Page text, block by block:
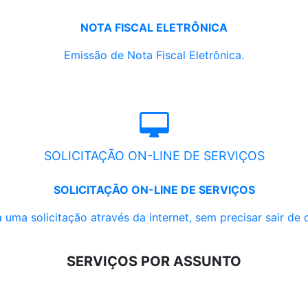
NOTA FISCAL ELETRÔNICA
Emissão de Nota Fiscal Eletrônica.
SOLICITAÇÃO ON-LINE DE SERVIÇOS
SOLICITAÇÃO ON-LINE DE SERVIÇOS
uma solicitação através da internet, sem precisar sair de
SERVIÇOS POR ASSUNTO